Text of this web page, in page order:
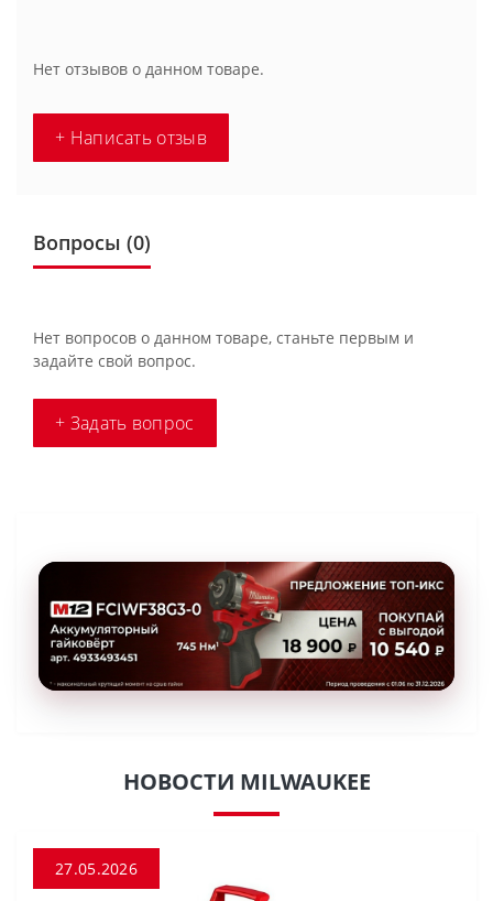
Нет отзывов о данном товаре.
+ Написать отзыв
Вопросы (0)
Нет вопросов о данном товаре, станьте первым и
задайте свой вопрос.
+ Задать вопрос
НОВОСТИ MILWAUKEE
27.05.2026